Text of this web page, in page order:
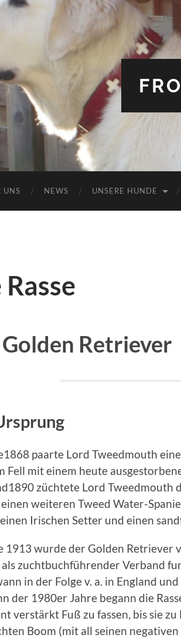
UNS NEWS UNSERE HUNDE
Retriever
paarte Lord Tweedmouth
Fell mit einem heute
züchtete Lord Tweedmouth
weiteren Tweed Water-
Irischen Setter und einen
1913 wurde der Golden Retriever
zuchtbuchführender Verband
in der Folge v. a. in England
der 1980er Jahre begann die
verstärkt Fuß zu fassen, bis sie
Boom (mit all seinen